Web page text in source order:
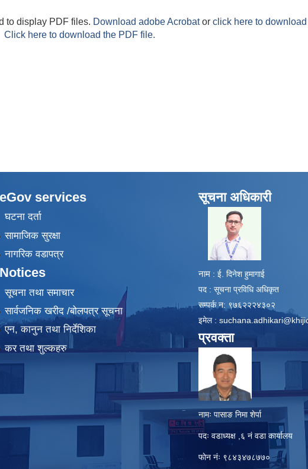
to display PDF files. Download adobe Acrobator click here to
Click here to download the PDF file.
eGov services
घटना दर्ता
सामाजिक सुरक्षा
नागरिक वडापत्र
Notices
सूचना तथा समाचार
सार्वजनिक खरीद /बोलपत्र सूचना
एन, कानुन तथा निर्देशिका
कर तथा शुल्कहरु
सूचना अधिकारी
नाम : ई. दिनेश हुमागाई
पद : सूचना प्रविधि अधिकृत
सम्पर्क न: ९७६२२२४३०२
इमेल :
प्रवक्ता
नामः पासाङ निमा शेर्पा
पदः वडाध्यक्ष ,६ नं वडा कार्यालय
फाेन नंः ९८४३४७८७७०